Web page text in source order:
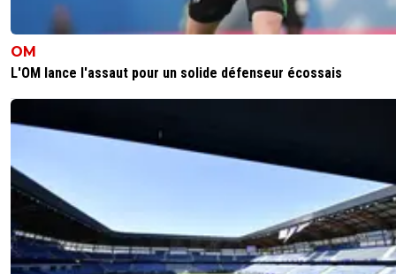
OM
L'OM lance l'assaut pour un solide défenseur écossais